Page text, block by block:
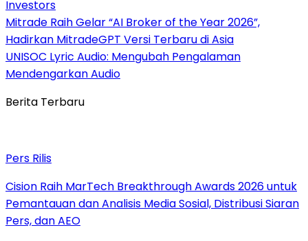
Investors
Mitrade Raih Gelar “AI Broker of the Year 2026”,
Hadirkan MitradeGPT Versi Terbaru di Asia
UNISOC Lyric Audio: Mengubah Pengalaman
Mendengarkan Audio
Berita Terbaru
Pers Rilis
Cision Raih MarTech Breakthrough Awards 2026 untuk
Pemantauan dan Analisis Media Sosial, Distribusi Siaran
Pers, dan AEO